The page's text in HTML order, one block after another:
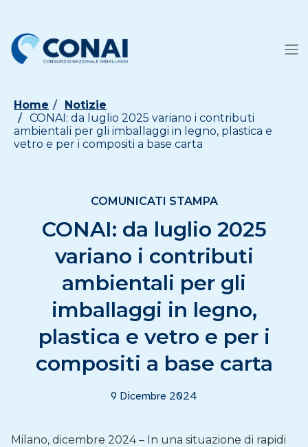
Home
Notizie
CONAI: da luglio 2025 variano i contributi
ambientali per gli imballaggi in legno, plastica e
vetro e per i compositi a base carta
COMUNICATI STAMPA
CONAI: da luglio 2025
variano i contributi
ambientali per gli
imballaggi in legno,
plastica e vetro e per i
compositi a base carta
9 Dicembre 2024
Milano, dicembre 2024 – In una situazione di rapidi